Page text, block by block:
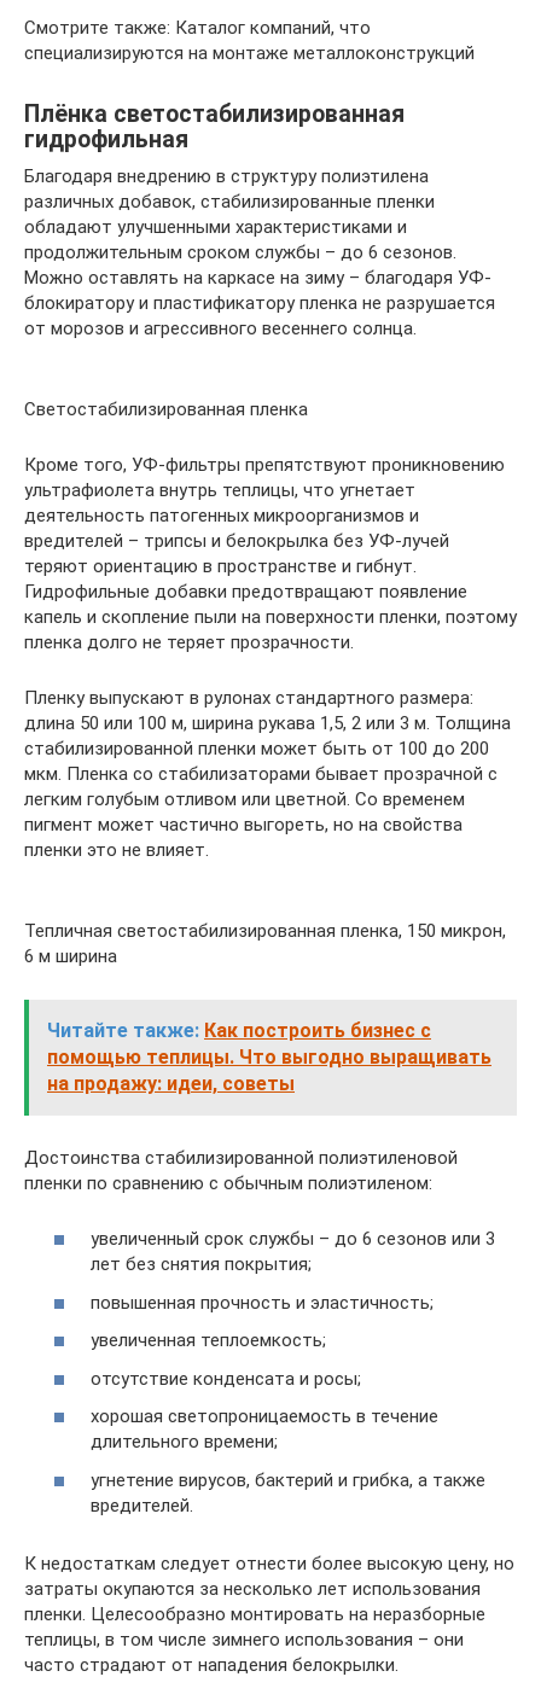
Смотрите также: Каталог компаний, что
специализируются на монтаже металлоконструкций
Плёнка светостабилизированная
гидрофильная
Благодаря внедрению в структуру полиэтилена
различных добавок, стабилизированные пленки
обладают улучшенными характеристиками и
продолжительным сроком службы – до 6 сезонов.
Можно оставлять на каркасе на зиму – благодаря УФ-
блокиратору и пластификатору пленка не разрушается
от морозов и агрессивного весеннего солнца.
Светостабилизированная пленка
Кроме того, УФ-фильтры препятствуют проникновению
ультрафиолета внутрь теплицы, что угнетает
деятельность патогенных микроорганизмов и
вредителей – трипсы и белокрылка без УФ-лучей
теряют ориентацию в пространстве и гибнут.
Гидрофильные добавки предотвращают появление
капель и скопление пыли на поверхности пленки, поэтому
пленка долго не теряет прозрачности.
Пленку выпускают в рулонах стандартного размера:
длина 50 или 100 м, ширина рукава 1,5, 2 или 3 м. Толщина
стабилизированной пленки может быть от 100 до 200
мкм. Пленка со стабилизаторами бывает прозрачной с
легким голубым отливом или цветной. Со временем
пигмент может частично выгореть, но на свойства
пленки это не влияет.
Тепличная светостабилизированная пленка, 150 микрон,
6 м ширина
Читайте также: Как построить бизнес с
помощью теплицы. Что выгодно выращивать
на продажу: идеи, советы
Достоинства стабилизированной полиэтиленовой
пленки по сравнению с обычным полиэтиленом:
увеличенный срок службы – до 6 сезонов или 3
лет без снятия покрытия;
повышенная прочность и эластичность;
увеличенная теплоемкость;
отсутствие конденсата и росы;
хорошая светопроницаемость в течение
длительного времени;
угнетение вирусов, бактерий и грибка, а также
вредителей.
К недостаткам следует отнести более высокую цену, но
затраты окупаются за несколько лет использования
пленки. Целесообразно монтировать на неразборные
теплицы, в том числе зимнего использования – они
часто страдают от нападения белокрылки.